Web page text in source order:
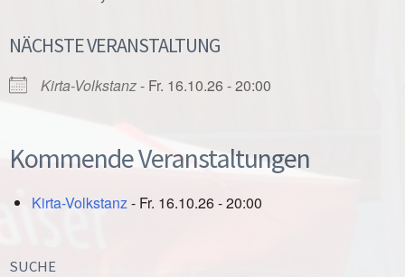
NÄCHSTE VERANSTALTUNG
Kirta-Volkstanz- Fr. 16.10.26 - 20:00
Kommende Veranstaltungen
Kirta-Volkstanz- Fr. 16.10.26 - 20:00
SUCHE